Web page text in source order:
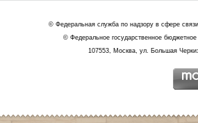
© Федеральная служба по надзору в сфере
© Федеральное государственное
107553, Москва, ул. Большая